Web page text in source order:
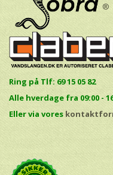
®
Ring på Tlf: 69 15 05 82
Alle hverdage fra 09:00 -
Eller via vores